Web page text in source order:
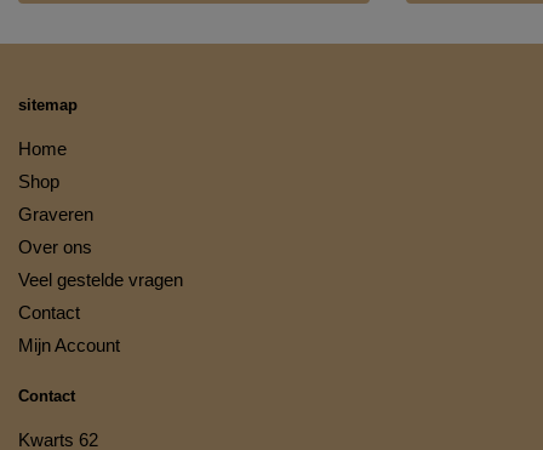
sitemap
Home
Shop
Graveren
Over ons
Veel gestelde vragen
Contact
Mijn Account
Contact
Kwarts 62